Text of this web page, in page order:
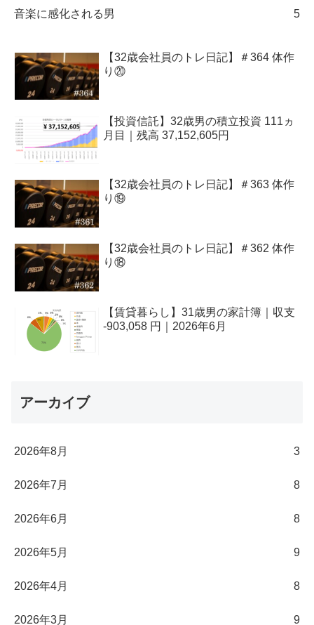
音楽に感化される男 5
【32歳会社員のトレ日記】＃364 体作
り⑳
【投資信託】32歳男の積立投資 111ヵ
月目｜残高 37,152,605円
【32歳会社員のトレ日記】＃363 体作
り⑲
【32歳会社員のトレ日記】＃362 体作
り⑱
【賃貸暮らし】31歳男の家計簿｜収支
-903,058 円｜2026年6月
アーカイブ
2026年8月 3
2026年7月 8
2026年6月 8
2026年5月 9
2026年4月 8
2026年3月 9